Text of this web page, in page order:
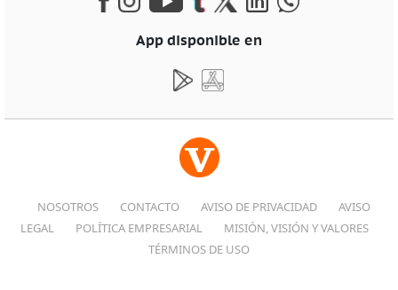
App disponible en
NOSOTROS CONTACTO AVISO DE PRIVACIDAD
AVISO
LEGAL
POLÍTICA EMPRESARIAL
MISIÓN, VISIÓN Y VALORES
TÉRMINOS DE USO